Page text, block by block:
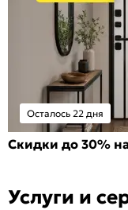
Осталось 22 дня
Скидки до 30%
Услуги и